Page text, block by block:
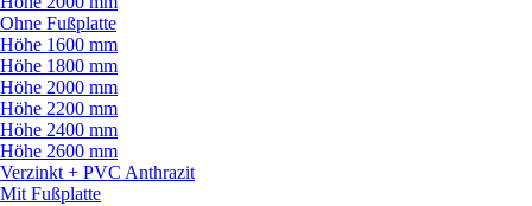
Ohne Fußplatte
Höhe 1600 mm
Höhe 1800 mm
Höhe 2000 mm
Höhe 2200 mm
Höhe 2400 mm
Höhe 2600 mm
Verzinkt + PVC Anthrazit
Mit Fußplatte